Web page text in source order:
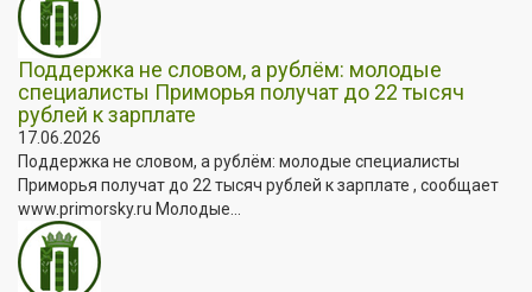
Поддержка не словом, а рублём: молодые
специалисты Приморья получат до 22 тысяч
рублей к зарплате
17.06.2026
Поддержка не словом, а рублём: молодые специалисты
Приморья получат до 22 тысяч рублей к зарплате , сообщает
www.primorsky.ru Молодые...